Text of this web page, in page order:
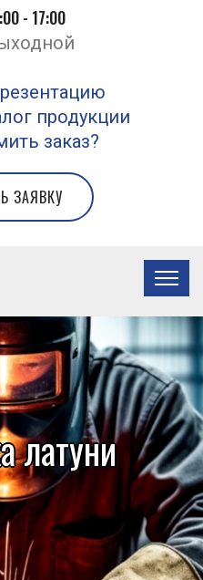
- 17:00
продукции
заказ?
ЗАЯВКУ
латуни